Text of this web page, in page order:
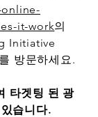
it-work의
Initiative
방문하세요.
타겟팅 된 광
습니다.